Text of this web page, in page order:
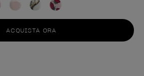
ACQUISTA ORA